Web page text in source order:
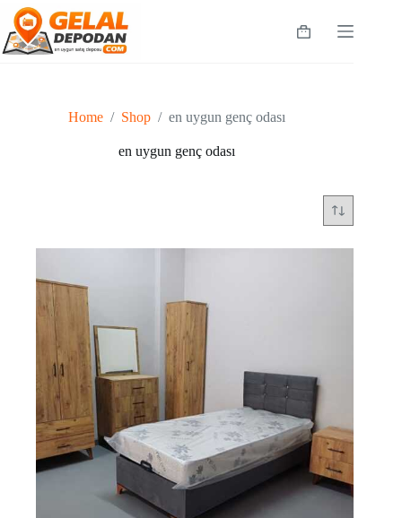
Skip
content
Shopping
Home / Shop / en uygun genç odası
en uygun genç odası